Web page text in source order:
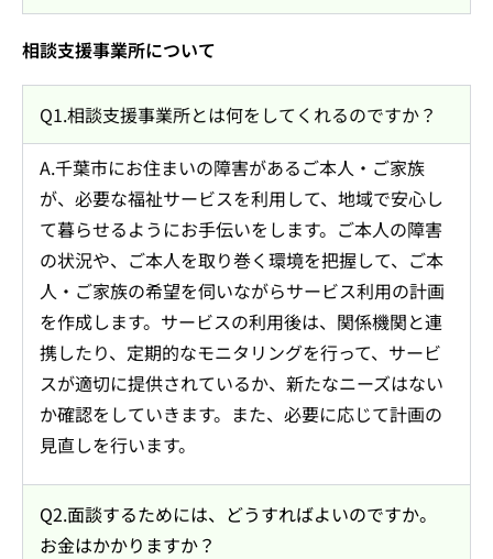
相談支援事業所について
Q1.相談支援事業所とは何をしてくれるのですか？
A.千葉市にお住まいの障害があるご本人・ご家族
が、必要な福祉サービスを利用して、地域で安心し
て暮らせるようにお手伝いをします。ご本人の障害
の状況や、ご本人を取り巻く環境を把握して、ご本
人・ご家族の希望を伺いながらサービス利用の計画
を作成します。サービスの利用後は、関係機関と連
携したり、定期的なモニタリングを行って、サービ
スが適切に提供されているか、新たなニーズはない
か確認をしていきます。また、必要に応じて計画の
見直しを行います。
Q2.面談するためには、どうすればよいのですか。
お金はかかりますか？